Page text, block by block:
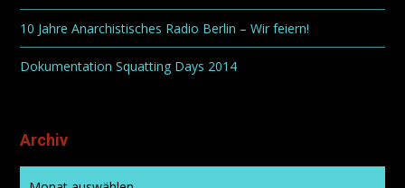
10 Jahre Anarchistisches Radio Berlin – Wir feiern!
Dokumentation Squatting Days 2014
Archiv